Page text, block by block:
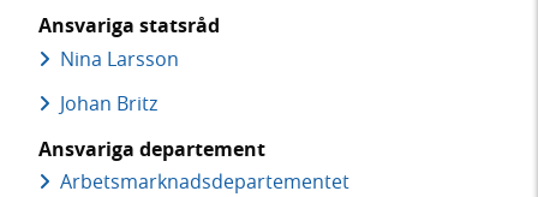
Ansvariga statsråd
Nina Larsson
Johan Britz
Ansvariga departement
Arbetsmarknads­departementet